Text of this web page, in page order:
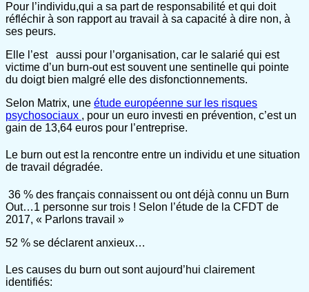
Pour l’individu,qui a sa part de responsabilité et qui doit
réfléchir à son rapport au travail à sa capacité à dire non, à
ses peurs.
Elle l’est aussi pour l’organisation, car le salarié qui est
victime d’un burn-out est souvent une sentinelle qui pointe
du doigt bien malgré elle des disfonctionnements.
Selon Matrix, une étude européenne sur les risques
psychosociaux , pour un euro investi en prévention, c’est un
gain de 13,64 euros pour l’entreprise.
Le burn out est la rencontre entre un individu et une situation
de travail dégradée.
36 % des français connaissent ou ont déjà connu un Burn
Out…1 personne sur trois ! Selon l’étude de la CFDT de
2017, « Parlons travail »
52 % se déclarent anxieux…
Les causes du burn out sont aujourd’hui clairement
identifiés: